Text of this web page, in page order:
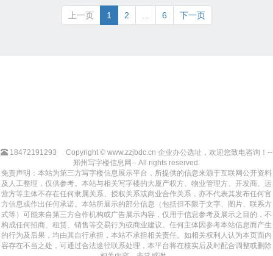
上一页 1 2 6 下一页
18472191293
Copyright © www.zzjbdc.cn 企业办公选址，欢迎您致电咨询！--
郑州写字楼信息网-- All rights reserved.
免责声明：本站为第三方写字楼信息展示平台，所提供的信息来源于互联网公开资料
及人工整理，仅供参考。本站与相关写字楼的大厦产权方、物业管理方、开发商、运
营方等主体不存在任何隶属关系、授权关系或商业合作关系，亦不代表其发布任何官
方信息或作出任何承诺。本站所展示的部分信息（包括但不限于文字、图片、联系方
式等）可能来自第三方合作机构或广告展示内容，仅用于信息参考及展示之目的，不
构成任何招商、租赁、销售等交易行为或商业建议。任何主体因参考本站信息而产生
的行为及后果，均由其自行承担，本站不承担相关责任。如相关权利人认为本页面内
容存在不当之处，可通过合法途径联系处理，本平台将在核实后及时配合调整或删除